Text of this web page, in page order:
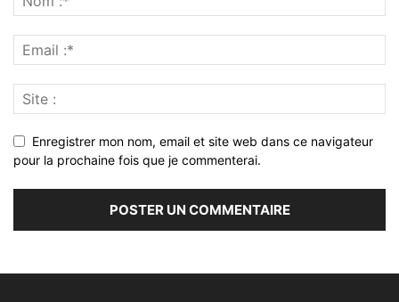
Enregistrer mon nom, email et site web dans ce navigateur
pour la prochaine fois que je commenterai.